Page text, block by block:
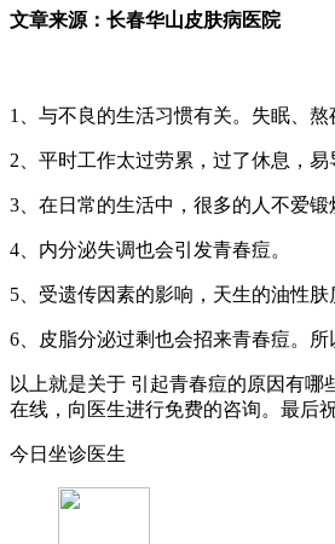
文章来源：长春华山皮肤病医院
1、与不良的生活习惯有关。失眠、熬
2、平时工作太过劳累，过了休息，
3、在日常的生活中，很多的人不爱锻
4、内分泌失调也会引发青春痘。
5、受遗传因素的影响，天生的油性
6、皮脂分泌过剩也会招来青春痘。所
以上就是关于 引起青春痘的原因有
在线，向医生进行免费的咨询。最后
今日坐诊医生